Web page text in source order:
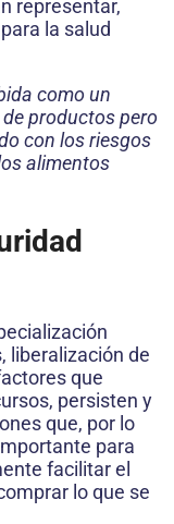
representar,
la salud
como un
productos pero
con los riesgos
alimentos
liberalización de
que
persisten y
que, por lo
para
facilitar el
lo que se